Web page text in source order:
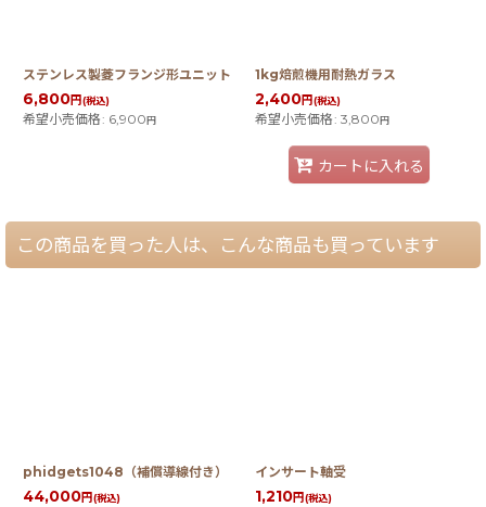
ステンレス製菱フランジ形ユニット
6,800円(税込)
希望小売価格: 6,900円
1kg焙煎機用耐熱ガラス
2,400円(税込)
希望小売価格: 3,800円
カートに入れる
この商品を買った人は、こんな商品も買っています
phidgets1048（補償導線付き）
44,000円(税込)
インサート軸受
1,210円(税込)